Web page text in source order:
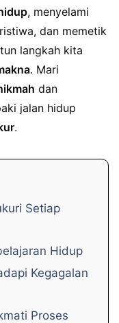
, menyelami
dan memetik
langkah kita
. Mari
dan
jalan hidup
.
Setiap
Hidup
Kegagalan
Proses